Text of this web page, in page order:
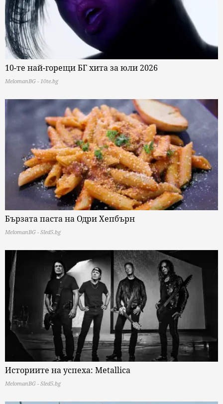
10-те най-горещи БГ хита за юли 2026
MelomanBG - 10te.bg
Бързата паста на Одри Хепбърн
MelomanBG - Sled5.bg
Историите на успеха: Metallica
MelomanBG - Sled5.bg